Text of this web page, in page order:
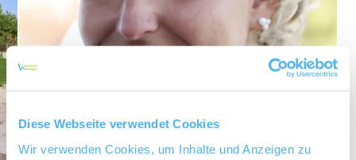
Diese Webseite verwendet Cookies
Wir verwenden Cookies, um Inhalte und Anzeigen zu